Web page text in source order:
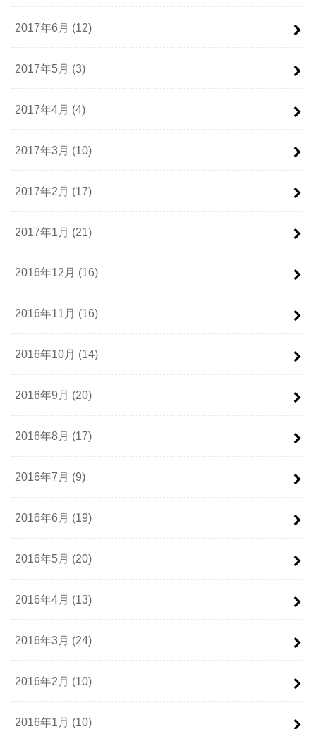
2017年6月 (12)
2017年5月 (3)
2017年4月 (4)
2017年3月 (10)
2017年2月 (17)
2017年1月 (21)
2016年12月 (16)
2016年11月 (16)
2016年10月 (14)
2016年9月 (20)
2016年8月 (17)
2016年7月 (9)
2016年6月 (19)
2016年5月 (20)
2016年4月 (13)
2016年3月 (24)
2016年2月 (10)
2016年1月 (10)